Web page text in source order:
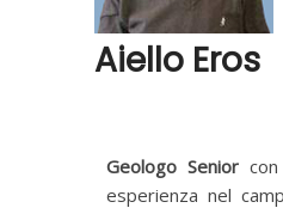
Aiello Eros
Geologo Senior
esperienza nel